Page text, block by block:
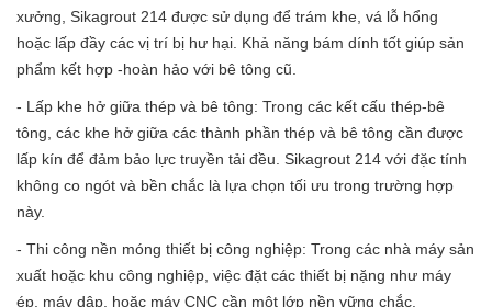
xưởng, Sikagrout 214 được sử dụng để trám khe, vá lỗ hổng
hoặc lấp đầy các vị trí bị hư hại. Khả năng bám dính tốt giúp sản
phẩm kết hợp -hoàn hảo với bê tông cũ.
- Lấp khe hở giữa thép và bê tông: Trong các kết cấu thép-bê
tông, các khe hở giữa các thành phần thép và bê tông cần được
lấp kín để đảm bảo lực truyền tải đều. Sikagrout 214 với đặc tính
không co ngót và bền chắc là lựa chọn tối ưu trong trường hợp
này.
- Thi công nền móng thiết bị công nghiệp: Trong các nhà máy sản
xuất hoặc khu công nghiệp, việc đặt các thiết bị nặng như máy
ép, máy dập, hoặc máy CNC cần một lớp nền vững chắc.